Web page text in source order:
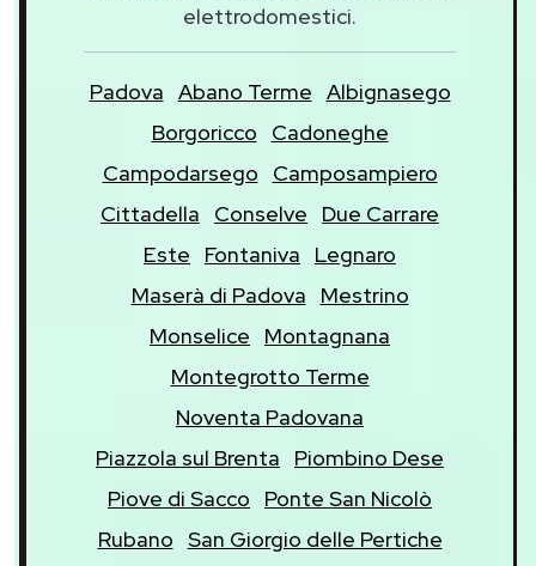
elettrodomestici.
Padova Abano Terme Albignasego
Borgoricco
Cadoneghe
Campodarsego
Camposampiero
Cittadella
Conselve
Due Carrare
Este
Fontaniva
Legnaro
Maserà di Padova
Mestrino
Monselice
Montagnana
Montegrotto Terme
Noventa Padovana
Piazzola sul Brenta
Piombino Dese
Piove di Sacco
Ponte San Nicolò
Rubano San Giorgio delle Pertiche